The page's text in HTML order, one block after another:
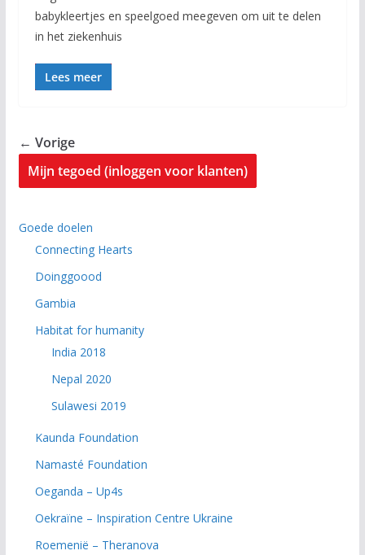
babykleertjes en speelgoed meegeven om uit te delen
in het ziekenhuis
Lees meer
← Vorige
Mijn tegoed (inloggen voor klanten)
Goede doelen
Connecting Hearts
Doinggoood
Gambia
Habitat for humanity
India 2018
Nepal 2020
Sulawesi 2019
Kaunda Foundation
Namasté Foundation
Oeganda – Up4s
Oekraïne – Inspiration Centre Ukraine
Roemenië – Theranova